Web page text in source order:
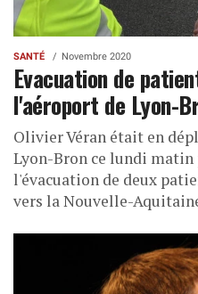
SANTÉ Novembre 2020
Evacuation de
l'aéroport de Lyon-
Olivier Véran était en
Lyon-Bron ce lundi matin
l'évacuation de deux
vers la Nouvelle-